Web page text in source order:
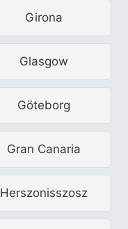
Girona
Glasgow
Göteborg
Gran Canaria
Herszonisszosz